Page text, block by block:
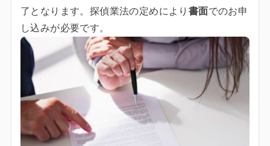
了となります。探偵業法の定めにより 書面でのお申
し込みが必要です。